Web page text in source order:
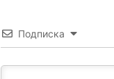
Подписка